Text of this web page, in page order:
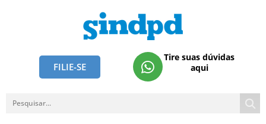
FILIE-SE
Tire suas dúvidas
aqui